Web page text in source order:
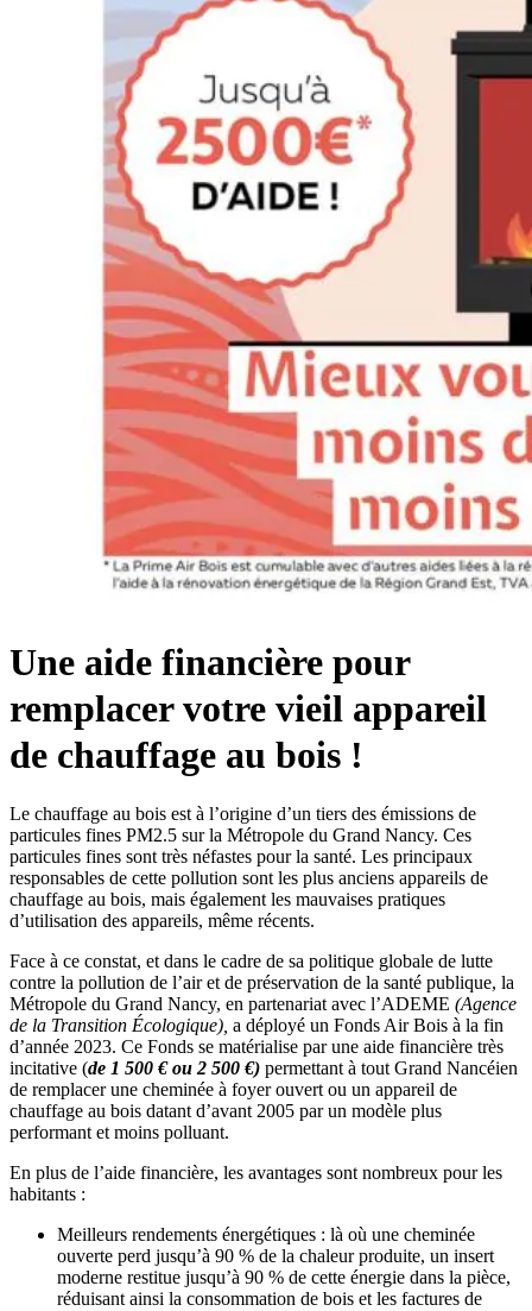
Une aide financière pour
remplacer votre vieil appareil
de chauffage au bois !
Le chauffage au bois est à l’origine d’un tiers des émissions de
particules fines PM2.5 sur la Métropole du Grand Nancy. Ces
particules fines sont très néfastes pour la santé. Les principaux
responsables de cette pollution sont les plus anciens appareils de
chauffage au bois, mais également les mauvaises pratiques
d’utilisation des appareils, même récents.
Face à ce constat, et dans le cadre de sa politique globale de lutte
contre la pollution de l’air et de préservation de la santé publique, la
Métropole du Grand Nancy, en partenariat avec l’ADEME (Agence
de la Transition Écologique), a déployé un Fonds Air Bois à la fin
d’année 2023. Ce Fonds se matérialise par une aide financière très
incitative (de 1 500 € ou 2 500 €) permettant à tout Grand Nancéien
de remplacer une cheminée à foyer ouvert ou un appareil de
chauffage au bois datant d’avant 2005 par un modèle plus
performant et moins polluant.
En plus de l’aide financière, les avantages sont nombreux pour les
habitants :
Meilleurs rendements énergétiques : là où une cheminée
ouverte perd jusqu’à 90 % de la chaleur produite, un insert
moderne restitue jusqu’à 90 % de cette énergie dans la pièce,
réduisant ainsi la consommation de bois et les factures de